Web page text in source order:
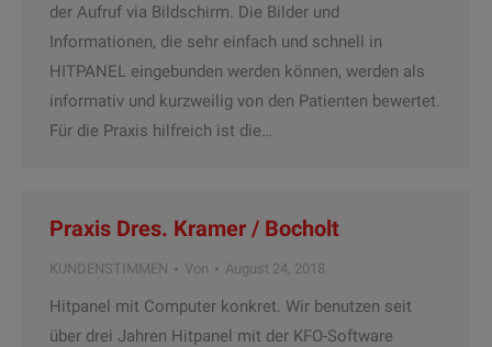
der Aufruf via Bildschirm. Die Bilder und
Informationen, die sehr einfach und schnell in
HITPANEL eingebunden werden können, werden als
informativ und kurzweilig von den Patienten bewertet.
Für die Praxis hilfreich ist die…
Praxis Dres. Kramer / Bocholt
KUNDENSTIMMEN Von August 24, 2018
Hitpanel mit Computer konkret. Wir benutzen seit
über drei Jahren Hitpanel mit der KFO-Software